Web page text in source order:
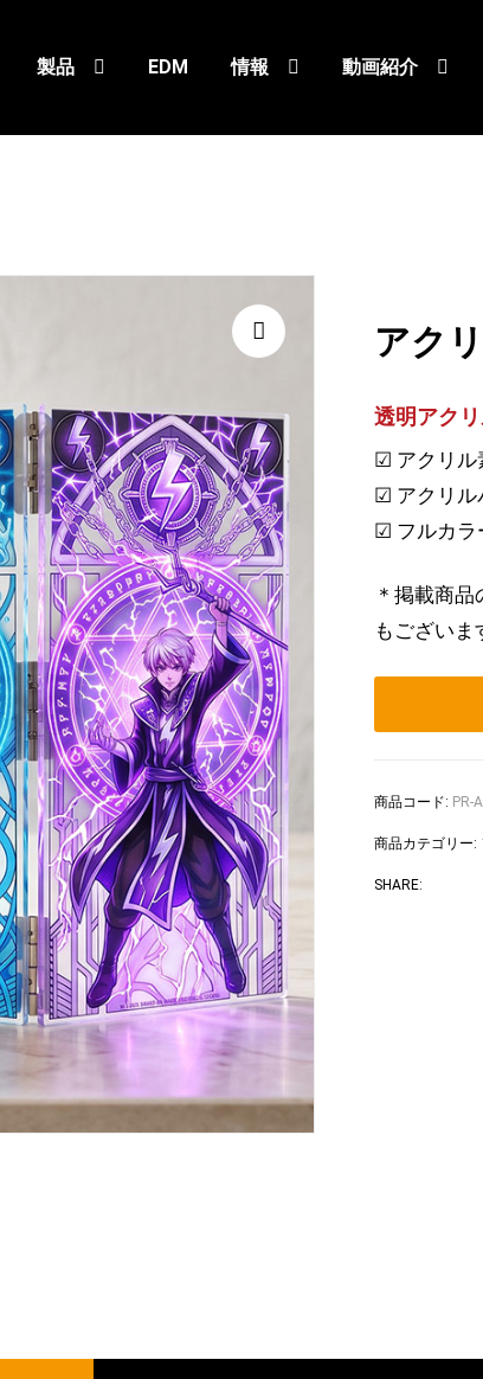
製品 EDM 情報 動画紹介
アク
透明アク
☑ アクリル
☑ アクリ
☑ フルカ
＊掲載商
もござい
商品コード: PR-
商品カテゴリー:
SHARE: